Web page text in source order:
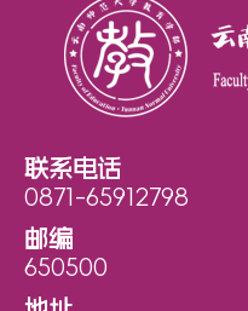
联系电话
0871-65912798
邮编
650500